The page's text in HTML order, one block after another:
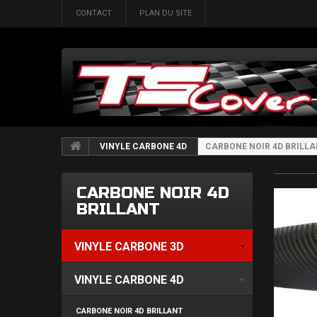
CONTACT PLAN DU SITE
VINYLE CARBONE 4D CARBONE NOIR 4D
CARBONE NOIR 4D
BRILLANT
VINYLE CARBONE 3D
VINYLE CARBONE 4D
CARBONE NOIR 4D BRILLANT